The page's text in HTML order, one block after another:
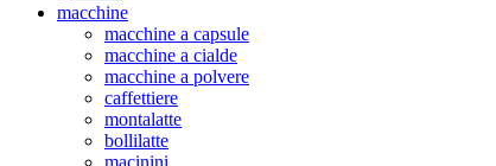
macchine
macchine a capsule
macchine a cialde
macchine a polvere
caffettiere
montalatte
bollilatte
macinini